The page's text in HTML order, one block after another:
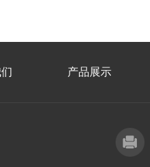
产品展示